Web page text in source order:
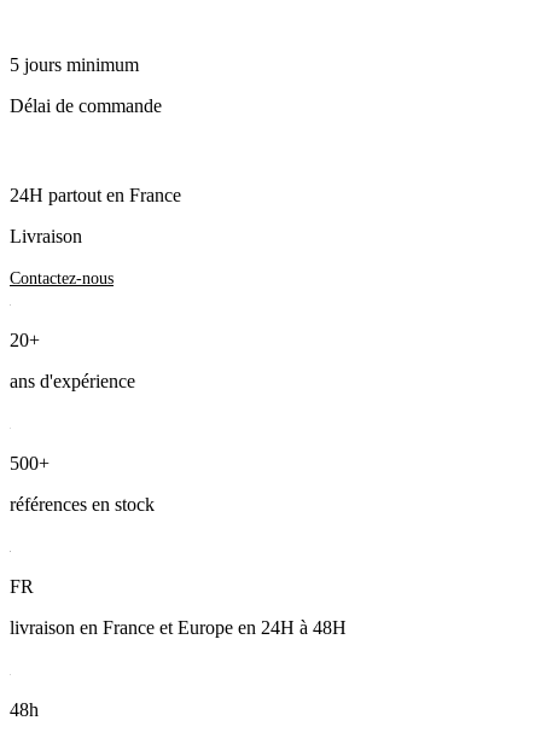
5 jours minimum
Délai de commande
24H partout en France
Livraison
Contactez-nous
20+
ans d'expérience
500+
références en stock
FR
livraison en France et Europe en 24H à 48H
48h